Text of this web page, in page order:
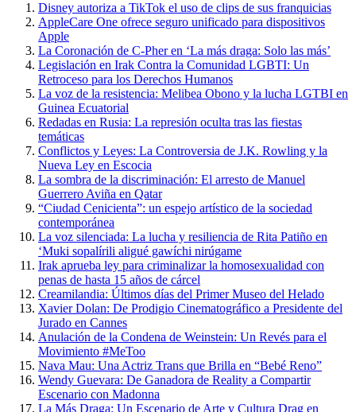
Disney autoriza a TikTok el uso de clips de sus franquicias
AppleCare One ofrece seguro unificado para dispositivos
Apple
La Coronación de C-Pher en ‘La más draga: Solo las más’
Legislación en Irak Contra la Comunidad LGBTI: Un
Retroceso para los Derechos Humanos
La voz de la resistencia: Melibea Obono y la lucha LGTBI en
Guinea Ecuatorial
Redadas en Rusia: La represión oculta tras las fiestas
temáticas
Conflictos y Leyes: La Controversia de J.K. Rowling y la
Nueva Ley en Escocia
La sombra de la discriminación: El arresto de Manuel
Guerrero Aviña en Qatar
“Ciudad Cenicienta”: un espejo artístico de la sociedad
contemporánea
La voz silenciada: La lucha y resiliencia de Rita Patiño en
‘Muki sopalírili aligué gawíchi nirúgame
Irak aprueba ley para criminalizar la homosexualidad con
penas de hasta 15 años de cárcel
Creamilandia: Últimos días del Primer Museo del Helado
Xavier Dolan: De Prodigio Cinematográfico a Presidente del
Jurado en Cannes
Anulación de la Condena de Weinstein: Un Revés para el
Movimiento #MeToo
Nava Mau: Una Actriz Trans que Brilla en “Bebé Reno”
Wendy Guevara: De Ganadora de Reality a Compartir
Escenario con Madonna
La Más Draga: Un Escenario de Arte y Cultura Drag en